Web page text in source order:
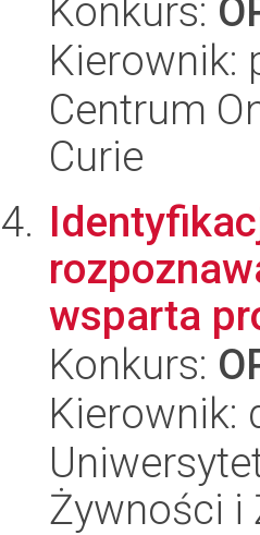
Konkurs:
Kierownik:
Centrum
Curie
wsparta
Konkurs:
Kierownik:
Żywności i